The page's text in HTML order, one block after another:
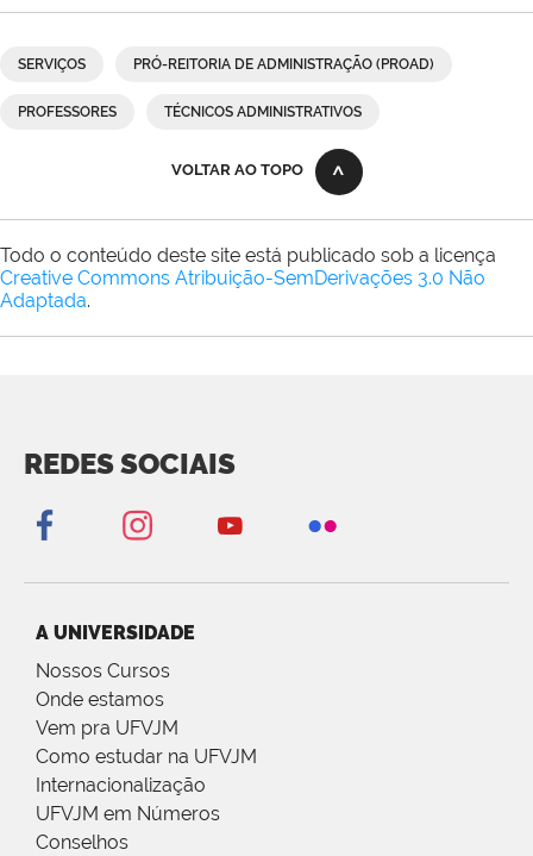
SERVIÇOS PRÓ-REITORIA DE ADMINISTRAÇÃO (PROAD)
PROFESSORES TÉCNICOS ADMINISTRATIVOS
VOLTAR AO TOPO
Todo o conteúdo deste site está publicado sob a licença
Creative Commons Atribuição-SemDerivações 3.0 Não
Adaptada.
REDES SOCIAIS
A UNIVERSIDADE
Nossos Cursos
Onde estamos
Vem pra UFVJM
Como estudar na UFVJM
Internacionalização
UFVJM em Números
Conselhos